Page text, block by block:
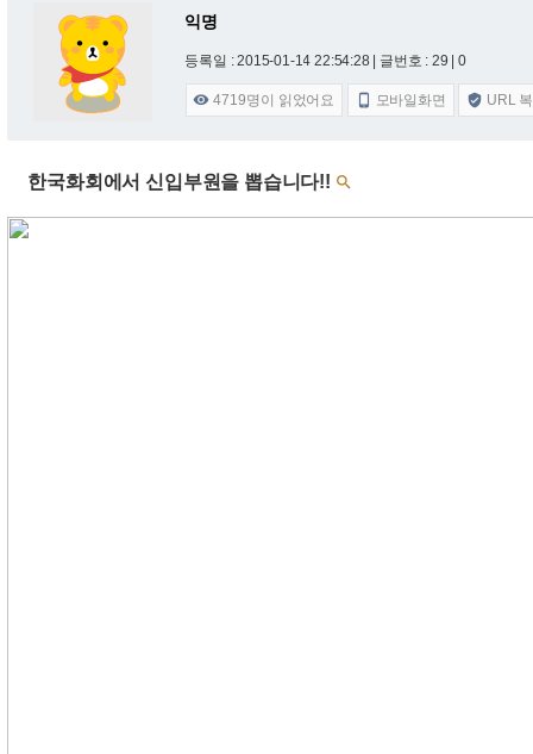
익명
등록일 : 2015-01-14 22:54:28 | 글번호 : 29 | 0
 4719명이 읽었어요  모바일화면  URL
한국화회에서 신입부원을 뽑습니다!! 